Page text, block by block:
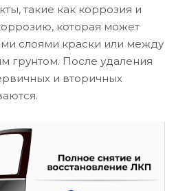
такие как коррозия и
которая может
слоями краски или между
грунтом. После удаления
и вторичных